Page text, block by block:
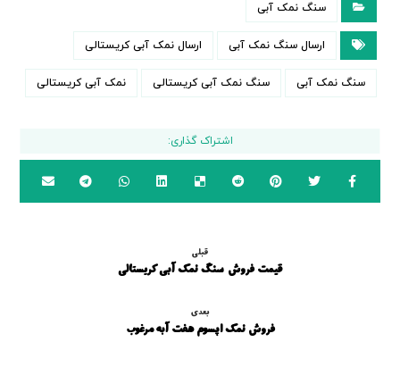
سنگ نمک آبی
ارسال سنگ نمک آبی ارسال نمک آبی کریستالی
سنگ نمک آبی سنگ نمک آبی کریستالی نمک آبی کریستالی
قبلی
قیمت فروش سنگ نمک آبی کریستالی
بعدی
فروش نمک اپسوم هفت آبه مرغوب